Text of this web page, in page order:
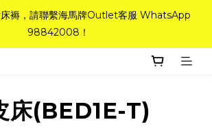
床褥，請聯繫海馬牌Outlet客服 WhatsApp
98842008！
床褥，請聯繫海馬牌Outlet客服 WhatsApp
98842008！
列床褥82折(新永久記憶床褥 及 健康記憶床
晶床褥，立即搶購，享6折優惠！
床(BED1E-T)